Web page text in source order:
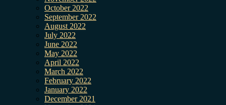
October 2022
September 2022
August 2022
July 2022
June 2022
May 2022
April 2022
March 2022
February 2022
January 2022
December 2021